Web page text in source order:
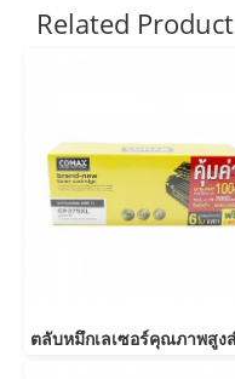
Related Product